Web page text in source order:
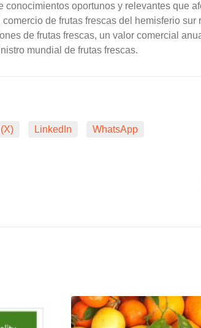
conocimientos oportunos y relevantes que
de frutas frescas del hemisferio sur
de frutas frescas, un valor comercial
mundial de frutas frescas.
LinkedIn WhatsApp